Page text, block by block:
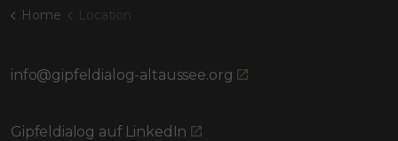
Home Location
info@gipfeldialog-altaussee.org
Gipfeldialog auf LinkedIn